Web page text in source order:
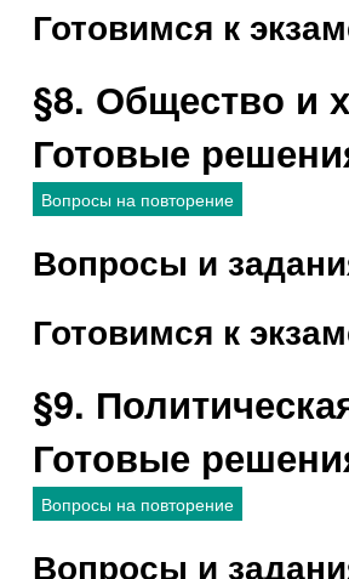
Готовимся к
§8. Общество и
Готовые
Вопросы на повторение
Вопросы и
Готовимся к
§9.
Готовые
Вопросы на повторение
Вопросы и